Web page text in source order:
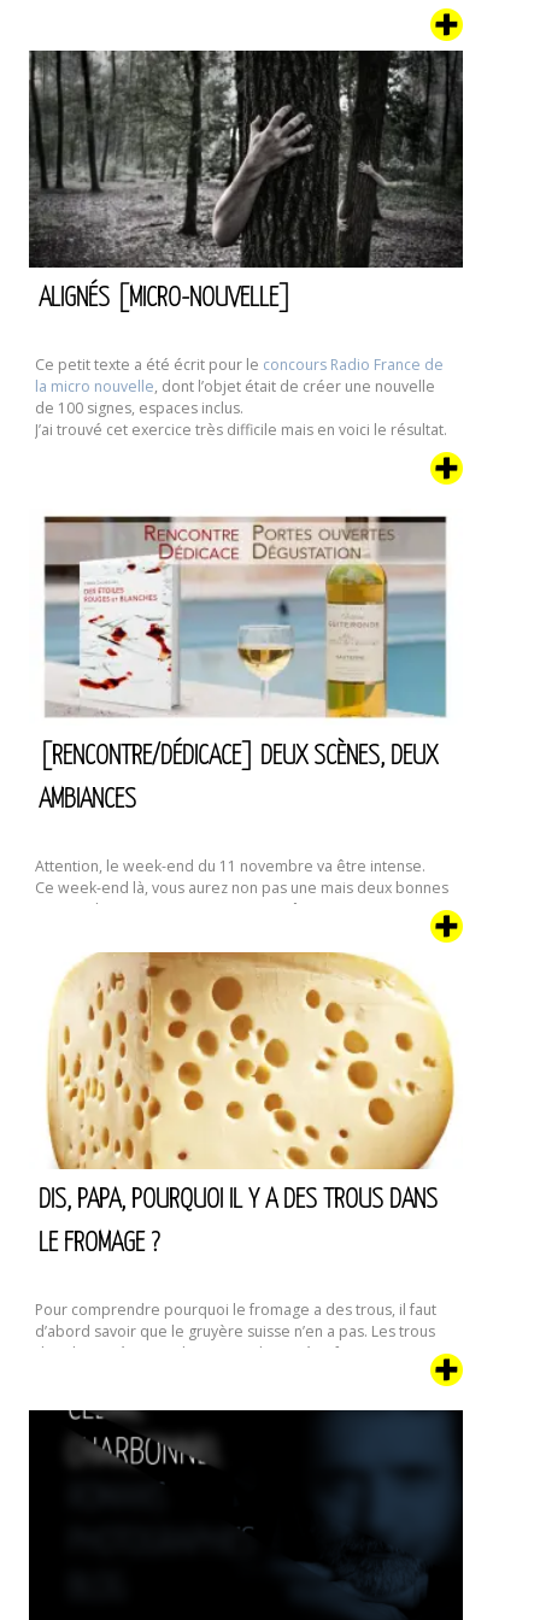
moment même ou j’apprenais que lâcher le guidon et
rouler dans un trou n’étaient pas compatibles, ne m’a pas
rendu plus fort.
ALIGNÉS [MICRO-NOUVELLE]
Ce petit texte a été écrit pour le concours Radio France de
la micro nouvelle, dont l’objet était de créer une nouvelle
de 100 signes, espaces inclus.
J’ai trouvé cet exercice très difficile mais en voici le résultat.
[RENCONTRE/DÉDICACE] DEUX SCÈNES, DEUX
AMBIANCES
Attention, le week-end du 11 novembre va être intense.
Ce week-end là, vous aurez non pas une mais deux bonnes
raisons de venir me rencontrer. Et même trois si vous aimez
DIS, PAPA, POURQUOI IL Y A DES TROUS DANS
LE FROMAGE ?
Pour comprendre pourquoi le fromage a des trous, il faut
d’abord savoir que le gruyère suisse n’en a pas. Les trous
dans le gruyère sont l’apanage du gruyère français qui n’est
pas fait dans le village de Gruyère qui est en Suisse. Tu as
Non ?